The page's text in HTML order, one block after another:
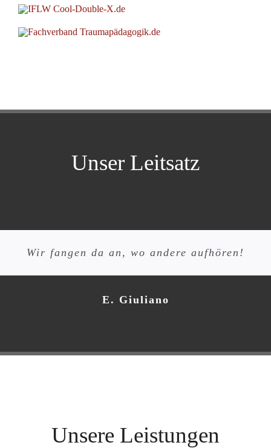
Unser Leitsatz
Wir fangen da an, wo andere aufhören!
E. Giuliano
Unsere Leistungen